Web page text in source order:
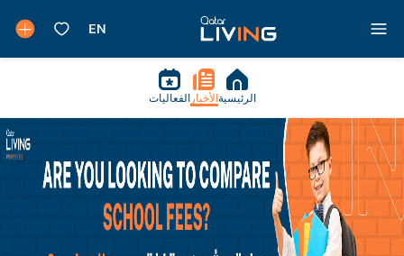
الرئيسية الأخبار الفعاليات